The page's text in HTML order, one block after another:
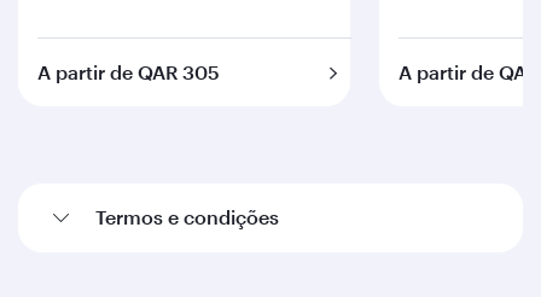
A partir de QAR 305 A partir de QAR
Termos e condições